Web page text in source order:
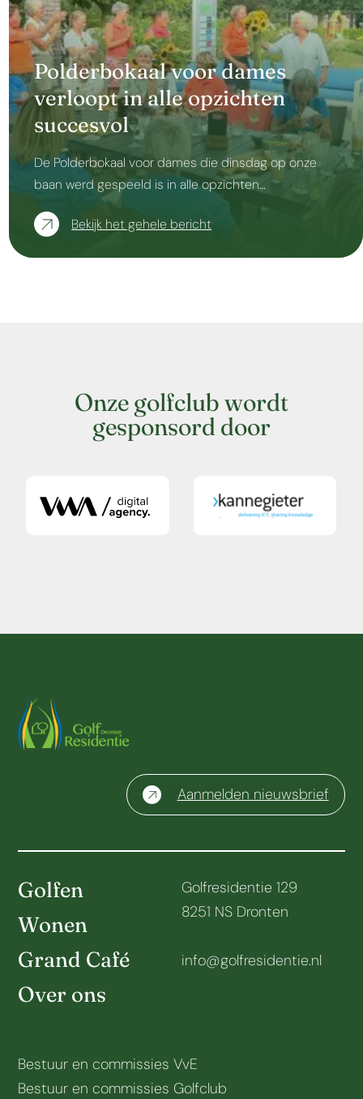
Polderbokaal voor dames
verloopt in alle opzichten
succesvol
De Polderbokaal voor dames die dinsdag op onze
baan werd gespeeld is in alle opzichten…
Bekijk het gehele bericht
Onze golfclub wordt
gesponsord door
Aanmelden nieuwsbrief
Golfen
Wonen
Grand Café
Over ons
Golfresidentie 129
8251 NS Dronten
info@golfresidentie.nl
Bestuur en commissies VvE
Bestuur en commissies Golfclub